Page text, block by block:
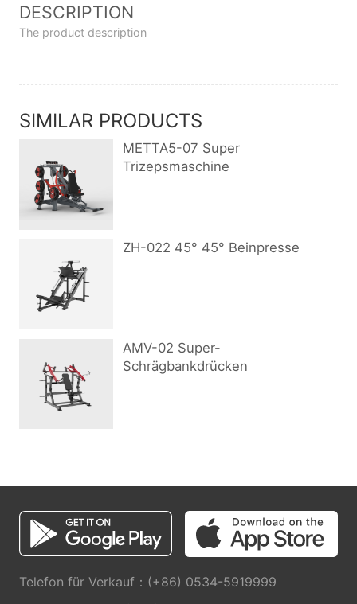
DESCRIPTION
The product description
SIMILAR PRODUCTS
METTA5-07 Super
Trizepsmaschine
ZH-022 45° 45° Beinpresse
AMV-02 Super-
Schrägbankdrücken
Telefon für Verkauf：(+86) 0534-5919999